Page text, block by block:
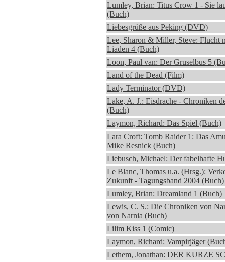
Lumley, Brian: Titus Crow 1 - Sie
(Buch)
Liebesgrüße aus Peking (DVD)
Lee, Sharon & Miller, Steve: Flucht
Liaden 4 (Buch)
Loon, Paul van: Der Gruselbus 5
Land of the Dead (Film)
Lady Terminator (DVD)
Lake, A. J.: Eisdrache - Chroniken
(Buch)
Laymon, Richard: Das Spiel (Buch)
Lara Croft: Tomb Raider 1: Das
Mike Resnick (Buch)
Liebusch, Michael: Der fabelhafte
Le Blanc, Thomas u.a. (Hrsg.):
Zukunft - Tagungsband 2004 (Buch)
Lumley, Brian: Dreamland 1 (Buch)
Lewis, C. S.: Die Chroniken von
von Narnia (Buch)
Lilim Kiss 1 (Comic)
Laymon, Richard: Vampirjäger
Lethem, Jonathan: DER KURZE